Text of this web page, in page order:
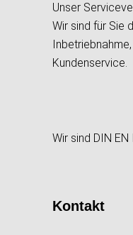
Unser
Wir sind für Sie
Kundenservice.
Wir sind DIN
Kontakt